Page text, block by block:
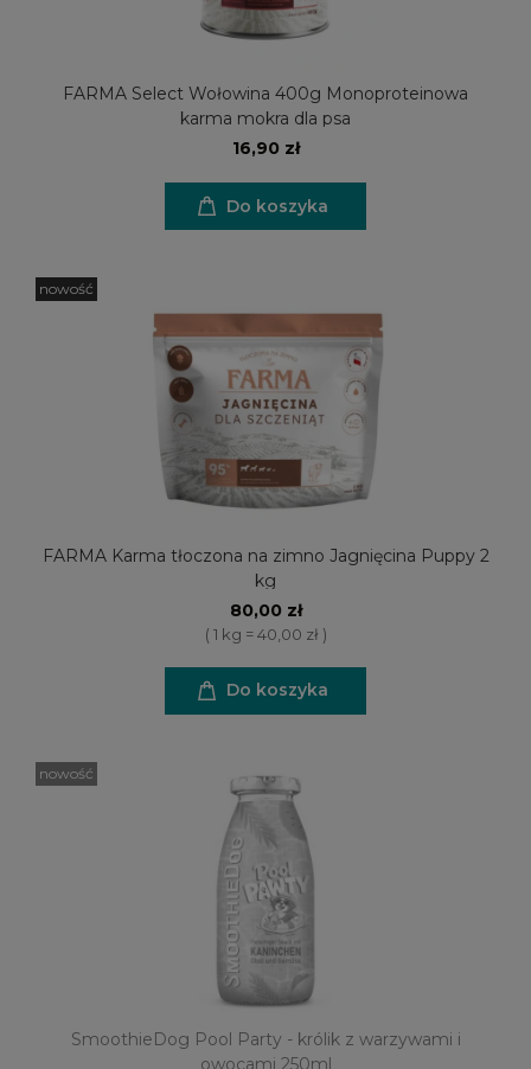
FARMA Select Wołowina 400g Monoproteinowa
karma mokra dla psa
16,90 zł
Do koszyka
FARMA Karma tłoczona na zimno Jagnięcina Puppy 2
kg
80,00 zł
( 1 kg = 40,00 zł )
Do koszyka
nowość
SmoothieDog Pool Party - królik z warzywami i
owocami 250ml
nowość